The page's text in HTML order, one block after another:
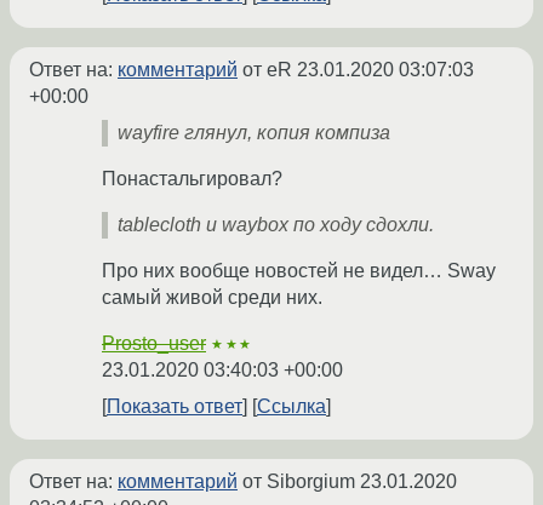
Ответ на: комментарий от eR 23.01.2020 03:07:03
+00:00
wayfire глянул, копия компиза
Понастальгировал?
tablecloth и waybox по ходу сдохли.
Про них вообще новостей не видел… Sway
самый живой среди них.
Prosto_user ★★★
23.01.2020 03:40:03 +00:00
Показать ответ
Ссылка
Ответ на: комментарий от Siborgium 23.01.2020